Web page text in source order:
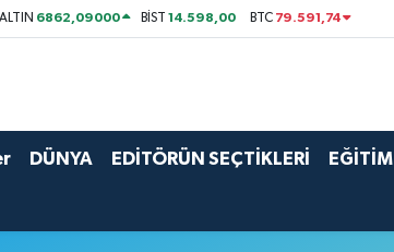
ALTIN 6862,09000 BİST14.598,00 BTC 79.591,74
DÜNYA EDİTÖRÜN SEÇTİKLERİ EĞİTİM